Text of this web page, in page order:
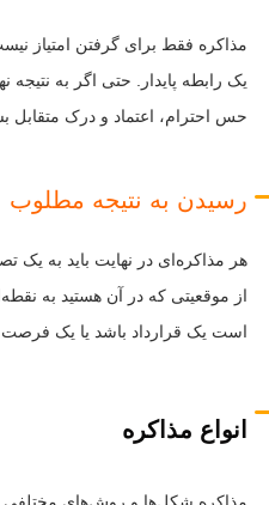
مذاکره فقط برای گرفتن امتیاز
یک رابطه پایدار. حتی اگر به نتیجه
حس احترام، اعتماد و درک متقابل
رسیدن به نتیجه مطلوب
هر مذاکره‌ای در نهایت باید به
از موقعیتی که در آن هستید به
است یک قرارداد باشد یا یک فرصت
انواع مذاکره
مذاکره شکل‌ها و روش‌های مختلفی